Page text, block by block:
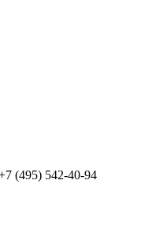
(495) 542-40-94